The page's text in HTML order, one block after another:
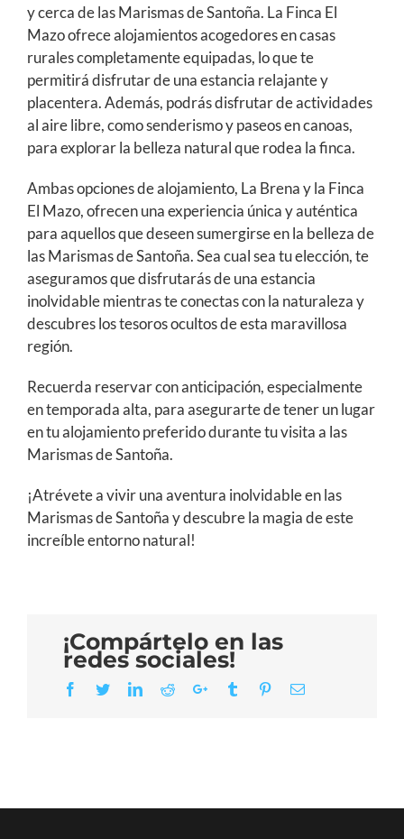
y cerca de las Marismas de Santoña. La Finca El
Mazo ofrece alojamientos acogedores en casas
rurales completamente equipadas, lo que te
permitirá disfrutar de una estancia relajante y
placentera. Además, podrás disfrutar de actividades
al aire libre, como senderismo y paseos en canoas,
para explorar la belleza natural que rodea la finca.
Ambas opciones de alojamiento, La Brena y la Finca
El Mazo, ofrecen una experiencia única y auténtica
para aquellos que deseen sumergirse en la belleza de
las Marismas de Santoña. Sea cual sea tu elección, te
aseguramos que disfrutarás de una estancia
inolvidable mientras te conectas con la naturaleza y
descubres los tesoros ocultos de esta maravillosa
región.
Recuerda reservar con anticipación, especialmente
en temporada alta, para asegurarte de tener un lugar
en tu alojamiento preferido durante tu visita a las
Marismas de Santoña.
¡Atrévete a vivir una aventura inolvidable en las
Marismas de Santoña y descubre la magia de este
increíble entorno natural!
¡Compártelo en las
redes sociales!
Facebook
TwitterLinkedIn
RedditGoogle+Tumblr PinterestEmail